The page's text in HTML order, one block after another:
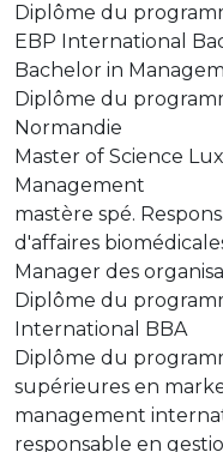
Diplôme du
EBP International
Bachelor in
Diplôme du
Normandie
Master of Science
Management
mastère spé.
d'affaires
Manager des
Diplôme du
International BBA
Diplôme du
supérieures en
management
responsable en